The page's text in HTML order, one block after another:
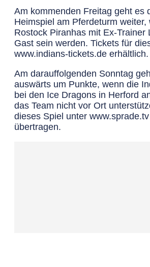
Am kommenden Freitag geht es
Heimspiel am Pferdeturm
Rostock Piranhas mit Ex-Trainer
Gast sein werden. Tickets für
www.indians-tickets.de erhältlich.
Am darauffolgenden Sonntag
auswärts um Punkte, wenn die
bei den Ice Dragons in Herford
das Team nicht vor Ort
dieses Spiel unter
übertragen.